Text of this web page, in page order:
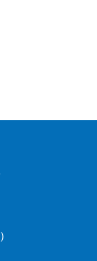
）